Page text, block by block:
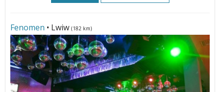
Fenomen • Lwiw (182 km)